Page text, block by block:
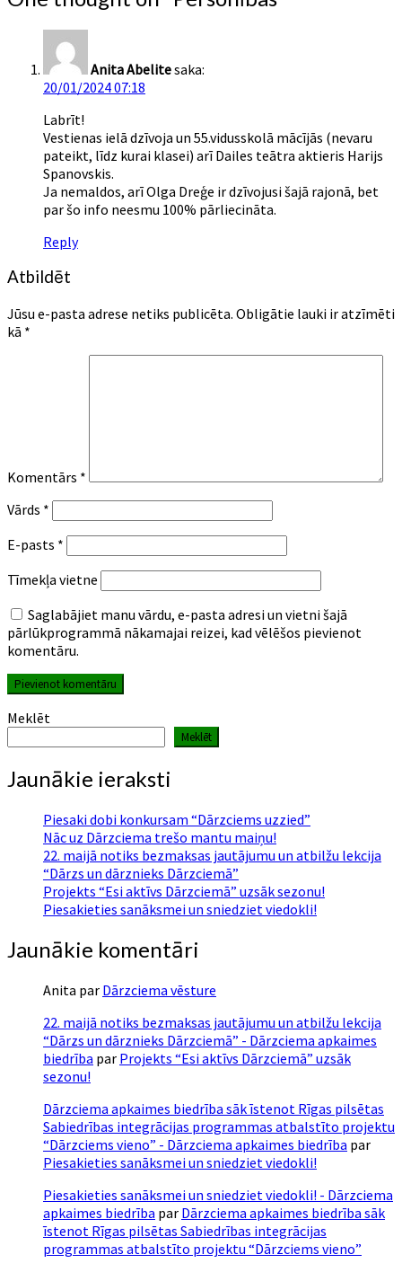
Anita Abelitesaka:
20/01/2024 07:18
Labrīt!
Vestienas ielā dzīvoja un 55.vidusskolā mācījās (nevaru
pateikt, līdz kurai klasei) arī Dailes teātra aktieris Harijs
Spanovskis.
Ja nemaldos, arī Olga Dreģe ir dzīvojusi šajā rajonā, bet
par šo info neesmu 100% pārliecināta.
Reply
Atbildēt
Jūsu e-pasta adrese netiks publicēta. Obligātie lauki ir atzīmēti
kā *
Komentārs *
Vārds *
E-pasts *
Tīmekļa vietne
Saglabājiet manu vārdu, e-pasta adresi un vietni šajā
pārlūkprogrammā nākamajai reizei, kad vēlēšos pievienot
komentāru.
Meklēt
Meklēt
Jaunākie ieraksti
Piesaki dobi konkursam “Dārzciems uzzied”
Nāc uz Dārzciema trešo mantu maiņu!
22. maijā notiks bezmaksas jautājumu un atbilžu lekcija
“Dārzs un dārznieks Dārzciemā”
Projekts “Esi aktīvs Dārzciemā” uzsāk sezonu!
Piesakieties sanāksmei un sniedziet viedokli!
Jaunākie komentāri
Anita par Dārzciema vēsture
22. maijā notiks bezmaksas jautājumu un atbilžu lekcija
“Dārzs un dārznieks Dārzciemā” - Dārzciema apkaimes
biedrība par Projekts “Esi aktīvs Dārzciemā” uzsāk
sezonu!
Dārzciema apkaimes biedrība sāk īstenot Rīgas pilsētas
Sabiedrības integrācijas programmas atbalstīto projektu
“Dārzciems vieno” - Dārzciema apkaimes biedrība par
Piesakieties sanāksmei un sniedziet viedokli!
Piesakieties sanāksmei un sniedziet viedokli! - Dārzciema
apkaimes biedrība par Dārzciema apkaimes biedrība sāk
īstenot Rīgas pilsētas Sabiedrības integrācijas
programmas atbalstīto projektu “Dārzciems vieno”